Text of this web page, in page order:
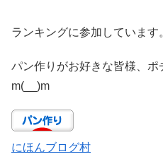
ランキングに参加しています
パン作りがお好きな皆様、ポ
m(__)m
にほんブログ村